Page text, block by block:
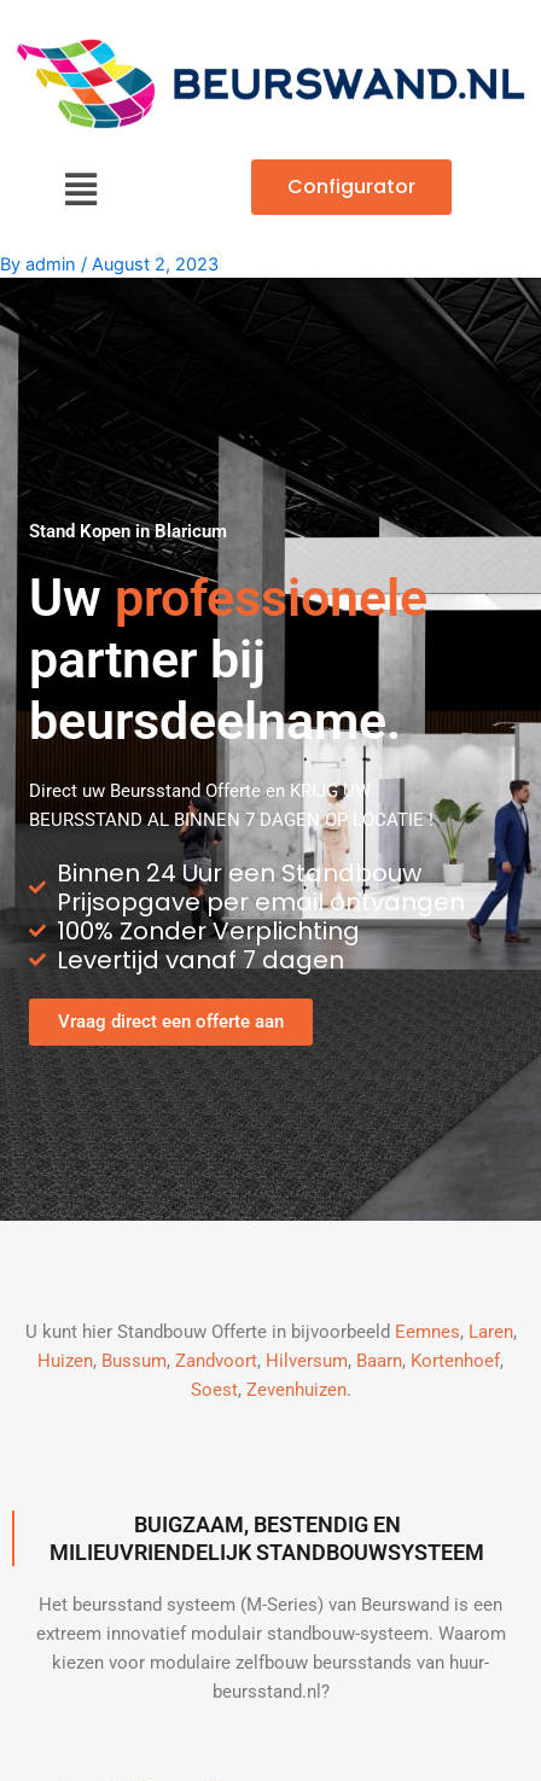
content
Main
Menu
Configurator
By admin / August 2, 2023
Stand Kopen in Blaricum
Uw strategische
partner bij
beursdeelname.
Direct uw Beursstand Offerte en KRIJG UW
BEURSSTAND AL BINNEN 7 DAGEN OP LOCATIE !
Binnen 24 Uur een Standbouw
Prijsopgave per email ontvangen
100% Zonder Verplichting
Levertijd vanaf 7 dagen
Vraag direct een offerte aan
U kunt hier Standbouw Offerte in bijvoorbeeld Eemnes, Laren,
Huizen, Bussum, Zandvoort, Hilversum, Baarn, Kortenhoef,
Soest, Zevenhuizen.
BUIGZAAM, BESTENDIG EN
MILIEUVRIENDELIJK STANDBOUWSYSTEEM
Het beursstand systeem (M-Series) van Beurswand is een
extreem innovatief modulair standbouw-systeem. Waarom
kiezen voor modulaire zelfbouw beursstands van huur-
beursstand.nl?